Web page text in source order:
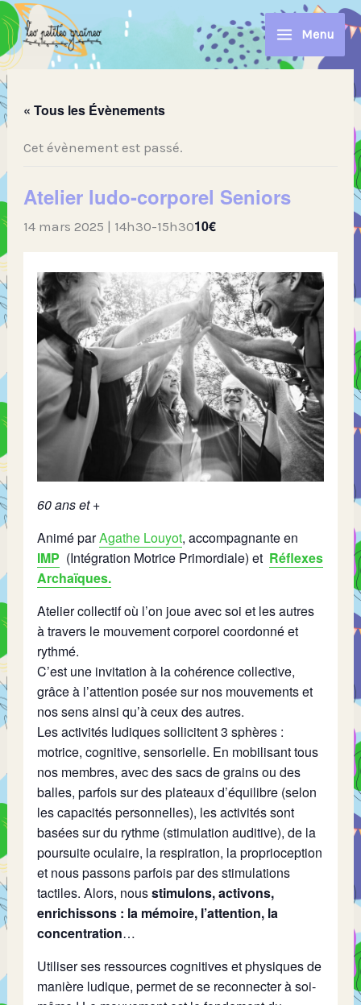
Aller
au
contenu
Menu
« Tous les Évènements
Cet évènement est passé.
Atelier ludo-corporel Seniors
14 mars 2025 | 14h30-15h3010€
60 ans et +
Animé parAgathe Louyot,accompagnante en
IMP (Intégration Motrice Primordiale) et Réflexes
Archaïques.
Atelier collectif où l’on joue avec soi et les autres
à travers le mouvement corporel coordonné et
rythmé.
C’est une invitation à la cohérence collective,
grâce à l’attention posée sur nos mouvements et
nos sens ainsi qu’à ceux des autres.
Les activités ludiques sollicitent 3 sphères :
motrice, cognitive, sensorielle. En mobilisant tous
nos membres, avec des sacs de grains ou des
balles, parfois sur des plateaux d’équilibre (selon
les capacités personnelles), les activités sont
basées sur du rythme (stimulation auditive), de la
poursuite oculaire, la respiration, la proprioception
et nous passons parfois par des stimulations
tactiles. Alors, nousstimulons, activons,
enrichissons : la mémoire, l’attention, la
concentration…
Utiliser ses ressources cognitives et physiques de
manière ludique, permet de se reconnecter à soi-